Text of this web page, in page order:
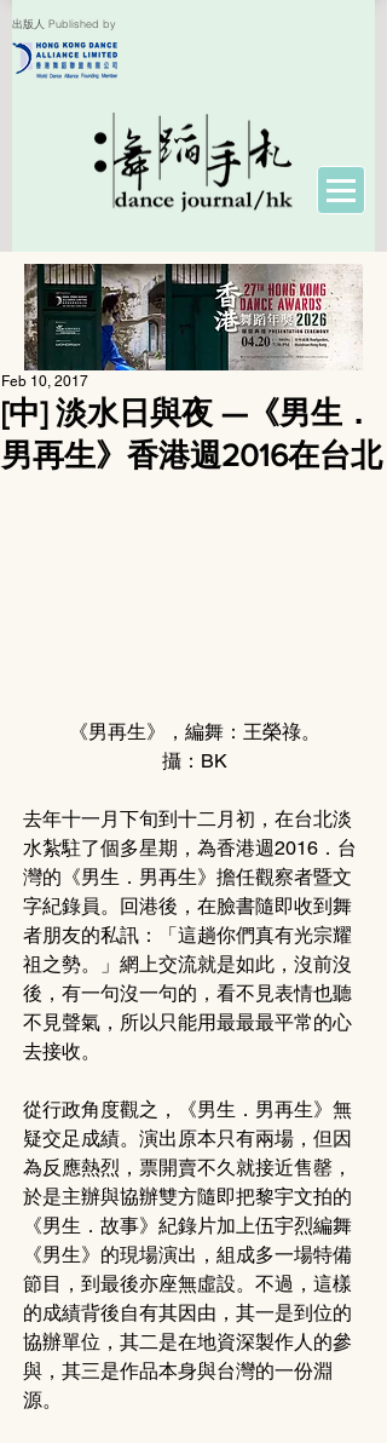
出版人 Published by
[中] 淡水日與夜 —《男生．
男再生》香港週2016在台北
Feb 10, 2017
《男再生》，編舞：王榮祿。
攝：BK
去年十一月下旬到十二月初，在台北淡
水紮駐了個多星期，為香港週2016．台
灣的《男生．男再生》擔任觀察者暨文
字紀錄員。回港後，在臉書隨即收到舞
者朋友的私訊：「這趟你們真有光宗耀
祖之勢。」網上交流就是如此，沒前沒
後，有一句沒一句的，看不見表情也聽
不見聲氣，所以只能用最最最平常的心
去接收。
從行政角度觀之，《男生．男再生》無
疑交足成績。演出原本只有兩場，但因
為反應熱烈，票開賣不久就接近售罄，
於是主辦與協辦雙方隨即把黎宇文拍的
《男生．故事》紀錄片加上伍宇烈編舞
《男生》的現場演出，組成多一場特備
節目，到最後亦座無虛設。不過，這樣
的成績背後自有其因由，其一是到位的
協辦單位，其二是在地資深製作人的參
與，其三是作品本身與台灣的一份淵
源。